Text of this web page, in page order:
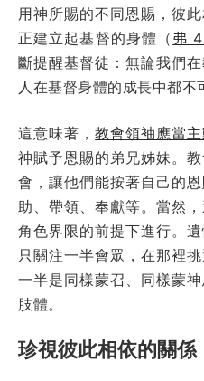
用神所賜的不同恩賜，彼
正建立起基督的身體（ 弗
斷提醒基督徒：無論我們
人在基督身體的成長中都不
這意味著，教會領袖應當
神賦予恩賜的弟兄姊妹。
會，讓他們能按著自己的
助、帶領、奉獻等。當然
角色界限的前提下進行。
只關注一半會眾，在那裡
一半是同樣蒙召、同樣蒙
肢體。
珍視彼此相依的關係